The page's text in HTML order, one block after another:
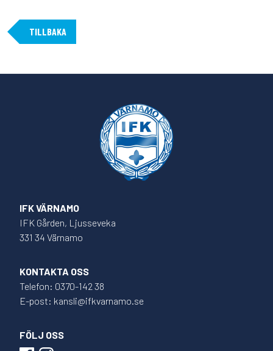
TILLBAKA
IFK VÄRNAMO
IFK Gården, Ljusseveka
331 34 Värnamo
KONTAKTA OSS
Telefon: 0370-142 38
E-post: kansli@ifkvarnamo.se
FÖLJ OSS